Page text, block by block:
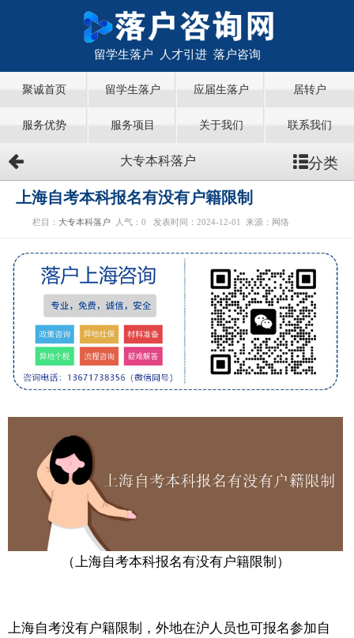
留学生落户 人才引进 落户咨询
聚诚首页 留学生落户 应届生落户 居转户
服务优势 服务项目 关于我们 联系我们
大专本科落户 分类
上海自考本科报名有没有户籍限制
栏目： 大专本科落户 人气： 0 发表时间：2024-12-01 来源：网络
（上海自考本科报名有没有户籍限制）
上海自考没有户籍限制，外地在沪人员也可报名参加自